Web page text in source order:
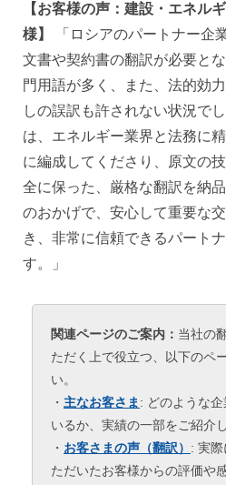
【お客様の声：建設・エネル
様】
「ロシアのパートナー企
文書や契約書の翻訳が必要と
門用語が多く、また、法的効
しの誤訳も許されない状況で
は、エネルギー業界と法務に
に編成してくださり、原文の
全に保った、厳格な翻訳を納
のおかげで、安心して重要な
き、非常に信頼できるパート
す。」
関連ページのご案内： 当社の
ただく上で役立つ、以下のペ
い。
・ 主なお客さま : どのような
いるか、実績の一部をご紹介
・ お客さまの声（翻訳） : 実
ただいたお客様からの評価や